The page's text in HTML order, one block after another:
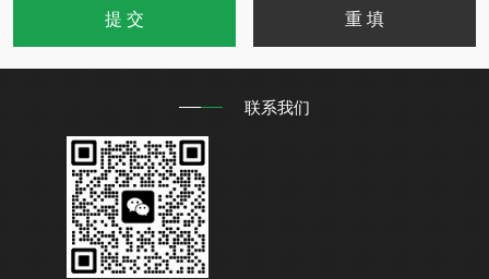
联系我们